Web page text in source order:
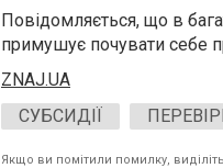
Повідомляється, що в
примушує почувати себе
ZNAJ.UA
СУБСИДІЇ
Якщо ви помітили помилку,